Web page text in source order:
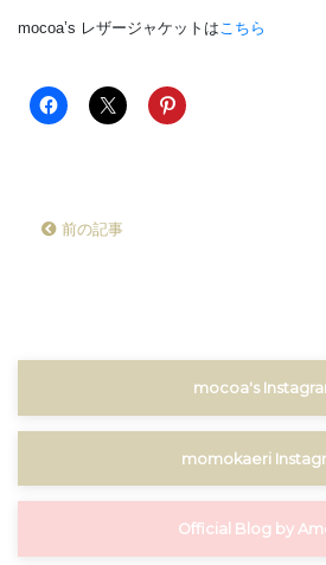
mocoa’s レザージャケットは こちら
前の記事
mocoa's
momokaeri
Official Blog by